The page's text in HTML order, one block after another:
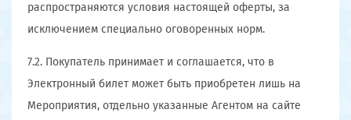
распространяются условия настоящей оферты, за
исключением специально оговоренных норм.
7.2. Покупатель принимает и соглашается, что в
Электронный билет может быть приобретен лишь на
Мероприятия, отдельно указанные Агентом на сайте